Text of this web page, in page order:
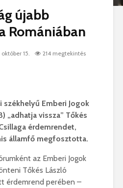
újabb
Romániában
15. 214 megtekintés
székhelyű Emberi Jogok
„adhatja vissza” Tőkés
érdemrendet,
államfő megfosztotta.
az Emberi Jogok
Tőkés László
érdemrend perében –